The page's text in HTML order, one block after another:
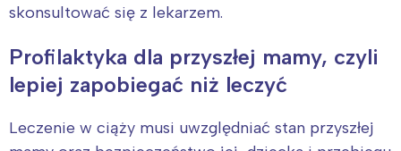
skonsultować się z lekarzem.
Profilaktyka dla przyszłej mamy, czyli
lepiej zapobiegać niż leczyć
Leczenie w ciąży musi uwzględniać stan przyszłej